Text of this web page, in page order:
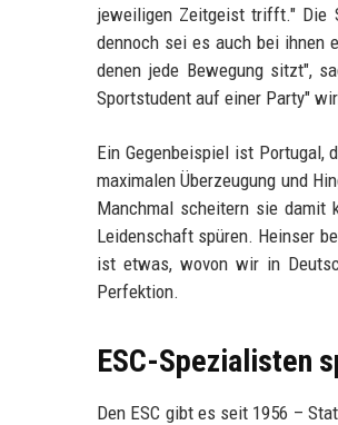
jeweiligen Zeitgeist trifft." Die
dennoch sei es auch bei ihnen
denen jede Bewegung sitzt",
Sportstudent auf einer Party"
Ein Gegenbeispiel ist Portugal,
maximalen Überzeugung und
Manchmal scheitern sie damit
Leidenschaft spüren. Heinser
ist etwas, wovon wir in
Perfektion.
ESC-Spezialisten
Den ESC gibt es seit 1956 –